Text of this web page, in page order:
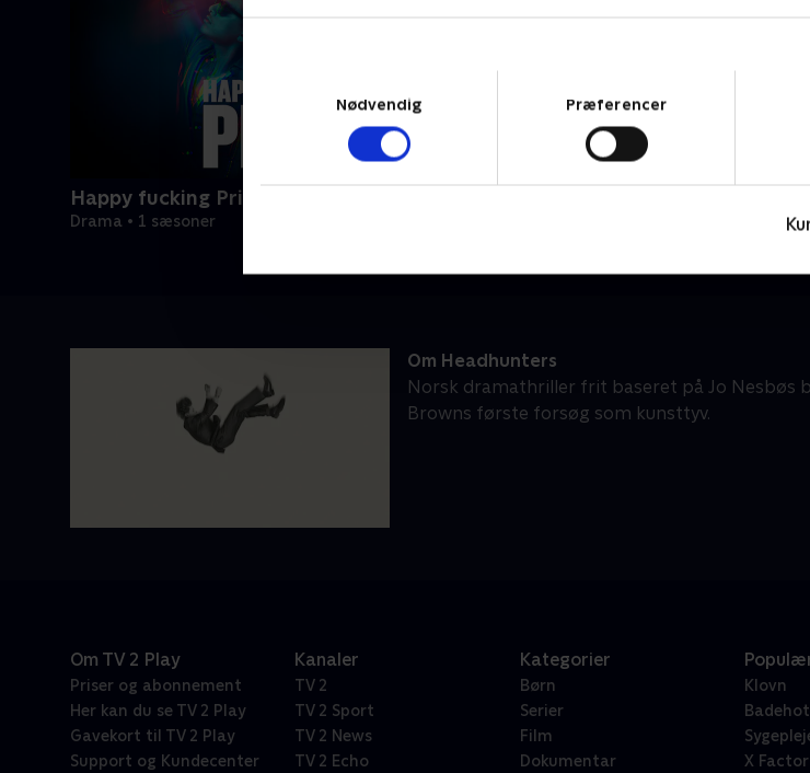
Nødvendig
Præferencer
Happy fucking Pride
Drama • 1 sæsoner
Om Headhunters
Norsk dramathriller frit baseret på Jo Nesbøs
Browns første forsøg som kunsttyv.
Om TV 2 Play
Priser og abonnement
Her kan du se TV 2 Play
Gavekort til TV 2 Play
Support og Kundecenter
Kanaler
TV 2
TV 2 Sport
TV 2 News
TV 2 Echo
Kategorier
Børn
Serier
Film
Dokumentar
Klovn
X Factor